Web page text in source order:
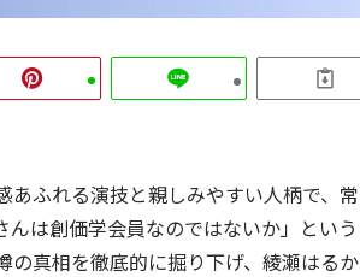
ふれる演技と親しみやすい人柄で、常
は創価学会員なのではないか」という
真相を徹底的に掘り下げ、綾瀬はるか